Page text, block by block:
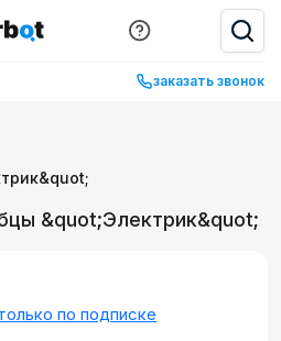
заказать звонок
&quot;Электрик&quot;
по подписке